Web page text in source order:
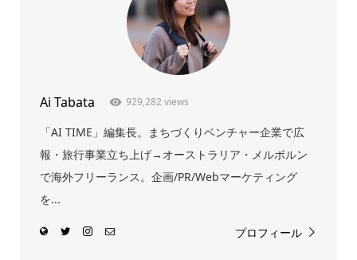
Ai Tabata 929,282 views
「AI TIME」編集長。まちづくりベンチャー企業で広
報・旅行事業立ち上げ→オーストラリア・メルボルン
で海外フリーランス。企画/PR/Webマーケティング
を...
プロフィール